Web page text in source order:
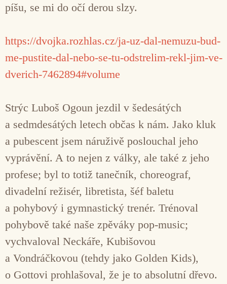
píšu, se mi do očí derou slzy.
https://dvojka.rozhlas.cz/ja-uz-dal-nemuzu-bud-
me-pustite-dal-nebo-se-tu-odstrelim-rekl-jim-ve-
dverich-7462894#volume
Strýc Luboš Ogoun jezdil v šedesátých
a sedmdesátých letech občas k nám. Jako kluk
a pubescent jsem náruživě poslouchal jeho
vyprávění. A to nejen z války, ale také z jeho
profese; byl to totiž tanečník, choreograf,
divadelní režisér, libretista, šéf baletu
a pohybový i gymnastický trenér. Trénoval
pohybově také naše zpěváky pop-music;
vychvaloval Neckáře, Kubišovou
a Vondráčkovou (tehdy jako Golden Kids),
o Gottovi prohlašoval, že je to absolutní dřevo.